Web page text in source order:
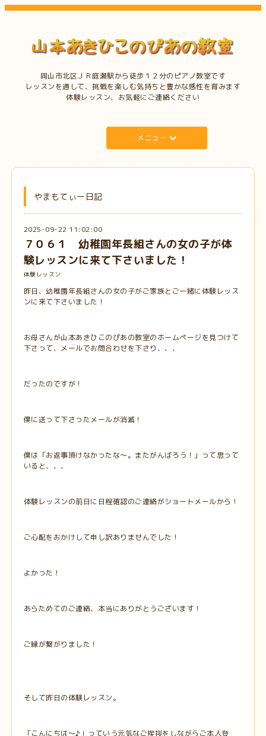
岡山市北区ＪＲ庭瀬駅から徒歩１２分のピアノ教室です
レッスンを通して、挑戦を楽しむ気持ちと豊かな感性を育みます
体験レッスン、お気軽にご連絡ください
メニュー
やまもてぃー日記
2025-09-22 11:02:00
７０６１ 幼稚園年長組さんの女の子が体
験レッスンに来て下さいました！
体験レッスン
昨日、幼稚園年長組さんの女の子がご家族とご一緒に体験レッス
ンに来て下さいました！
お母さんが山本あきひこのぴあの教室のホームページを見つけて
下さって、メールでお問合わせを下さり、、、
だったのですが！
僕に送って下さったメールが消滅！
僕は「お返事頂けなかったな～。またがんばろう！」って思って
いると、、、
体験レッスンの前日に日程確認のご連絡がショートメールから！
ご心配をおかけして申し訳ありませんでした！
よかった！
あらためてのご連絡、本当にありがとうございます！
ご縁が繋がりました！
そして昨日の体験レッスン。
「こんにちは～♪」っていう元気なご挨拶をしながらご本人登